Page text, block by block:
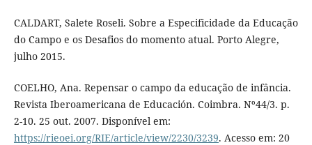
CALDART, Salete Roseli. Sobre a Especificidade da Educação
do Campo e os Desafios do momento atual. Porto Alegre,
julho 2015.
COELHO, Ana. Repensar o campo da educação de infância.
Revista Iberoamericana de Educación. Coimbra. Nº44/3. p.
2-10. 25 out. 2007. Disponível em:
https://rieoei.org/RIE/article/view/2230/3239. Acesso em: 20